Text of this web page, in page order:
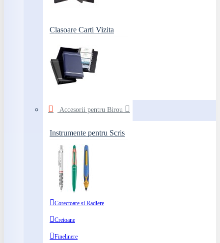
Clasoare Carti Vizita
Accesorii pentru Birou
Instrumente pentru Scris
Corectoare si Radiere
Creioane
Finelinere